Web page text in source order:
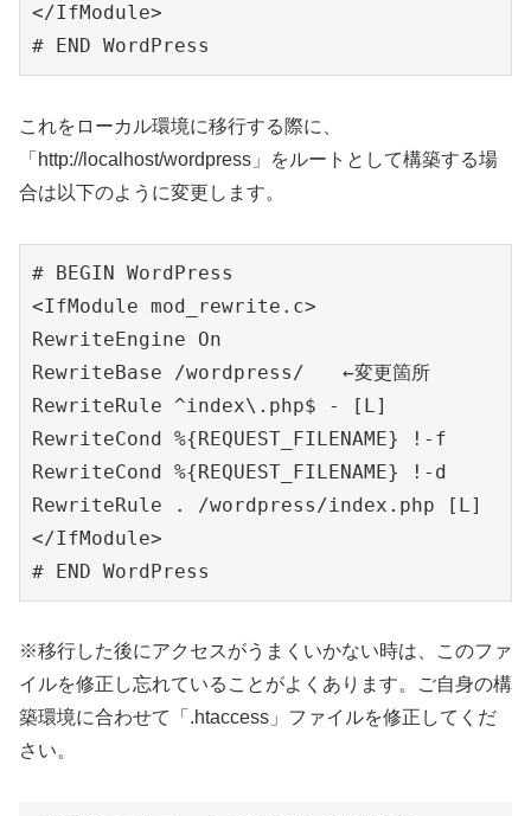
</IfModule>
# END WordPress
これをローカル環境に移行する際に、
「http://localhost/wordpress」をルートとして構築する場
合は以下のように変更します。
# BEGIN WordPress
<IfModule mod_rewrite.c>
RewriteEngine On
RewriteBase /wordpress/　　←変更箇所
RewriteRule ^index\.php$ - [L]
RewriteCond %{REQUEST_FILENAME} !-f
RewriteCond %{REQUEST_FILENAME} !-d
RewriteRule . /wordpress/index.php [L]　　←
</IfModule>
# END WordPress
※移行した後にアクセスがうまくいかない時は、このファ
イルを修正し忘れていることがよくあります。ご自身の構
築環境に合わせて「.htaccess」ファイルを修正してくだ
さい。